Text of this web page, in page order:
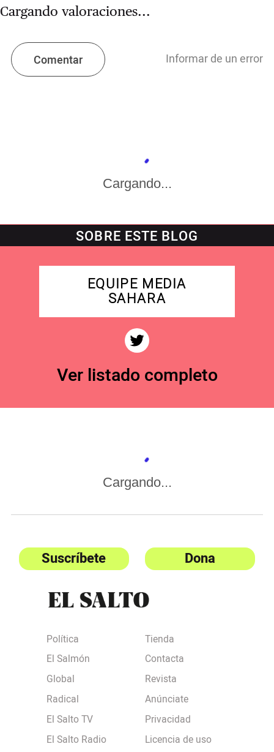
Cargando valoraciones...
Comentar Informar de un error
Cargando...
SOBRE ESTE BLOG
EQUIPE MEDIA
SAHARA
Ver listado completo
Cargando...
Suscríbete Dona
Política
El Salmón
Global
Radical
El Salto TV
El Salto Radio
Tienda
Contacta
Revista
Anúnciate
Privacidad
Licencia de uso